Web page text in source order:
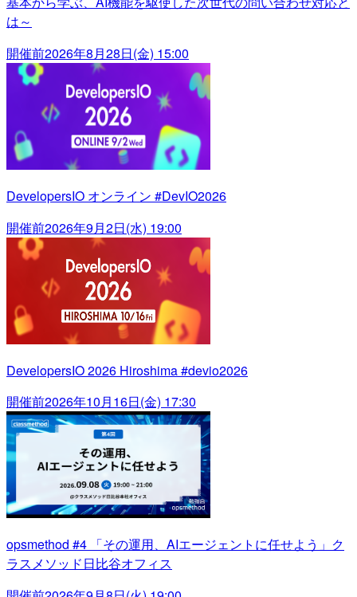
は～
開催前2026年8月28日(金) 15:00
DevelopersIO オンライン #DevIO2026
開催前2026年9月2日(水) 19:00
DevelopersIO 2026 Hiroshima #devio2026
開催前2026年10月16日(金) 17:30
opsmethod #4 「その運用、AIエージェントに任せよう」ク
ラスメソッド日比谷オフィス